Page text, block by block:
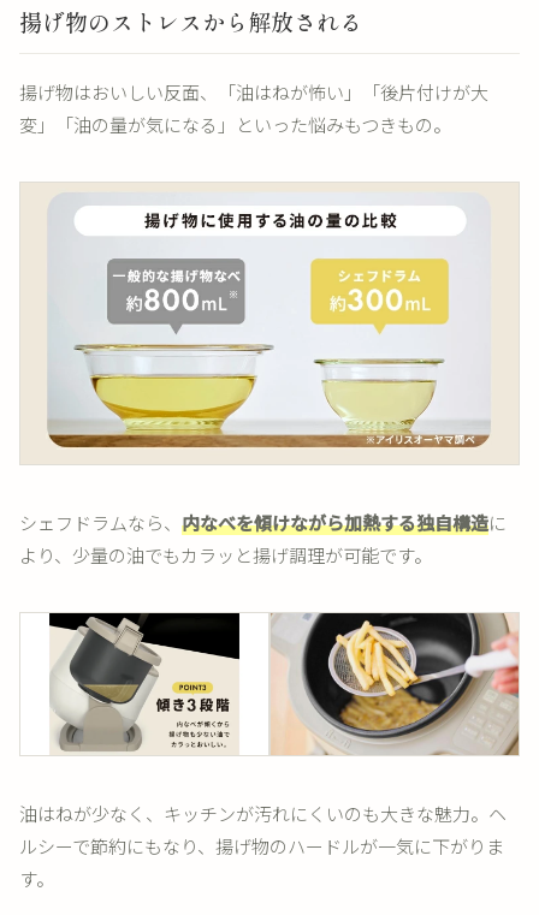
揚げ物のストレスから解放される
揚げ物はおいしい反面、「油はねが怖い」「後片付けが大
変」「油の量が気になる」といった悩みもつきもの。
シェフドラムなら、 内なべを傾けながら加熱する独自構造に
より、少量の油でもカラッと揚げ調理が可能です。
油はねが少なく、キッチンが汚れにくいのも大きな魅力。ヘ
ルシーで節約にもなり、揚げ物のハードルが一気に下がりま
す。